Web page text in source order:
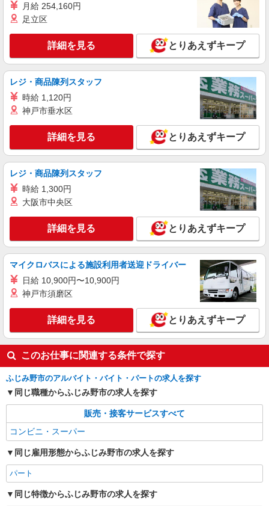
詳細を見る
スーパーマーケットでの鮮魚スタッフ
＜パート＞ 時給1352円〜／16時以降時給1452
円〜 ★土曜・日曜・祝日は時給100円ＵＰ！
埼玉県ふじみ野市鶴ケ舞2-2-17
キープ 詳細を見る
月給 254,160円
足立区
詳細を見る とりあえずキープ
レジ・商品陳列スタッフ
時給 1,120円
神戸市垂水区
詳細を見る とりあえずキープ
レジ・商品陳列スタッフ
時給 1,300円
大阪市中央区
詳細を見る とりあえずキープ
マイクロバスによる施設利用者送迎ドライバー
日給 10,900円〜10,900円
神戸市須磨区
詳細を見る とりあえずキープ
このお仕事に関連する条件で探す
ふじみ野市のアルバイト・バイト・パートの求人を探す
同じ職種からふじみ野市の求人を探す
販売・接客サービスすべて
コンビニ・スーパー
同じ雇用形態からふじみ野市の求人を探す
パート
同じ特徴からふじみ野市の求人を探す